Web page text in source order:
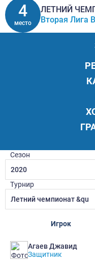
4
место
ЛЕТНИЙ
Вторая Лига В
Сезон
2020
Турнир
Летний чемпионат &qu
Игрок
Агаев Джавид
Защитник